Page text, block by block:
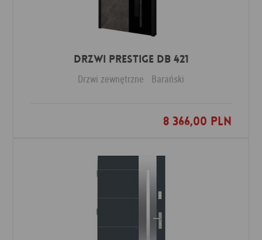
Drzwi PRESTIGE DB 421
Drzwi zewnętrzne Barański
8 366,00 PLN
Dodaj do ulubionych